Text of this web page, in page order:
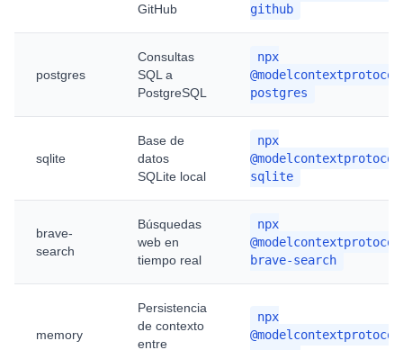
GitHub
github
postgres
Consultas
SQL a
PostgreSQL
npx
postgres
sqlite
Base de
datos
SQLite local
npx
sqlite
brave-
search
Búsquedas
web en
tiempo real
npx
brave-search
memory
Persistencia
de contexto
entre
npx